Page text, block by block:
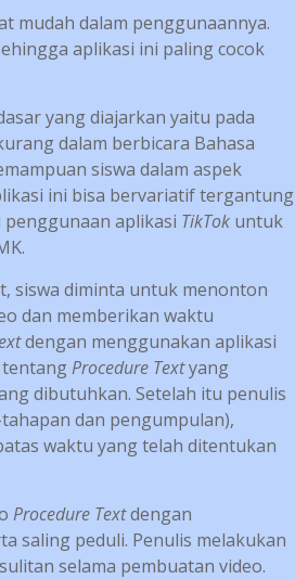
mudah dalam penggunaannya.
aplikasi ini paling cocok
yang diajarkan yaitu pada
dalam berbicara Bahasa
siswa dalam aspek
ini bisa bervariatif tergantung
aplikasi TikTok untuk
siswa diminta untuk menonton
dan memberikan waktu
dengan menggunakan aplikasi
tentangProcedure Textyang
dibutuhkan. Setelah itu penulis
dan pengumpulan),
waktu yang telah ditentukan
Procedure Textdengan
saling peduli. Penulis melakukan
selama pembuatan video.